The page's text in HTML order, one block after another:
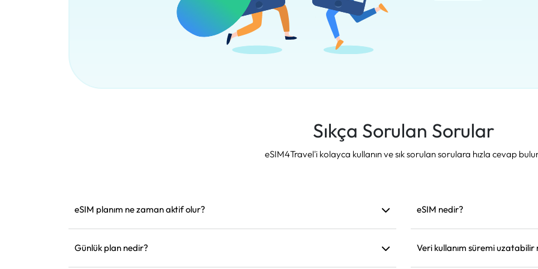
Sıkça Sorulan Sorular
eSIM4Travel'i kolayca kullanın ve sık sorulan sorulara hızla cevap
eSIM planım ne zaman aktif olur?
yüklemenizi öneririz.
Günlük plan nedir?
eSIM nedir?
sonra internete bağlanmak için
Veri kullanım süremi uzatabilir